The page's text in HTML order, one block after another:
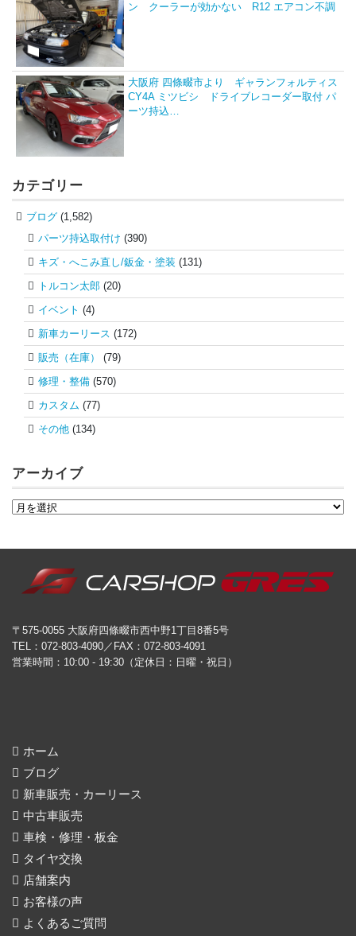
ン クーラーが効かない R12 エアコン不調
大阪府 四條畷市より ギャランフォルティス
CY4A ミツビシ ドライブレコーダー取付 パ
ーツ持込…
カテゴリー
ブログ (1,582)
パーツ持込取付け (390)
キズ・へこみ直し/鈑金・塗装 (131)
トルコン太郎 (20)
イベント (4)
新車カーリース (172)
販売（在庫）
(79)
修理・整備 (570)
カスタム (77)
その他 (134)
アーカイブ
〒575-0055 大阪府四條畷市西中野1丁目8番5号
TEL：072-803-4090／FAX：072-803-4091
営業時間：10:00 - 19:30（定休日：日曜・祝日）
ホーム
ブログ
新車販売・カーリース
中古車販売
車検・修理・板金
タイヤ交換
店舗案内
お客様の声
よくあるご質問